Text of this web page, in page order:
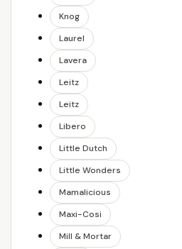
Knog
Laurel
Lavera
Leitz
Leitz
Libero
Little Dutch
Little Wonders
Mamalicious
Maxi-Cosi
Mill & Mortar